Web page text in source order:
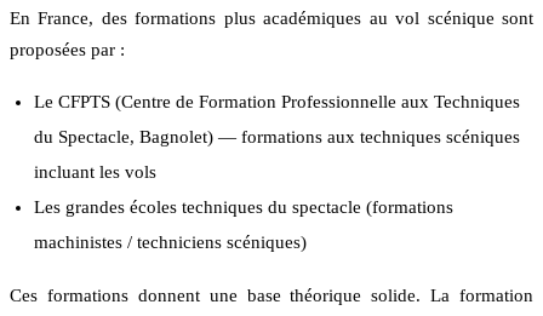
En France, des formations plus académiques au vol scénique sont
proposées par :
Le CFPTS (Centre de Formation Professionnelle aux Techniques
du Spectacle, Bagnolet) — formations aux techniques scéniques
incluant les vols
Les grandes écoles techniques du spectacle (formations
machinistes / techniciens scéniques)
Ces formations donnent une base théorique solide. La formation